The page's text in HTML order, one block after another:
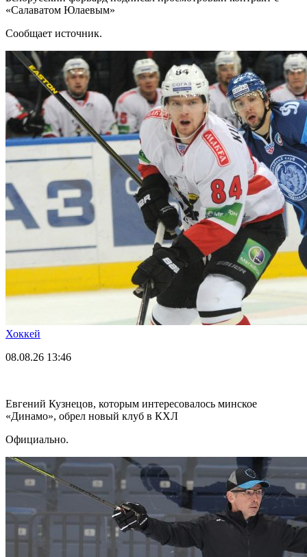
«Салаватом Юлаевым»
Сообщает источник.
Хоккей
08.08.26 13:46
Евгений Кузнецов, которым интересовалось минское
«Динамо», обрел новый клуб в КХЛ
Официально.